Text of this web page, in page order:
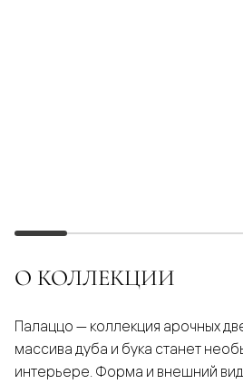
О КОЛЛЕКЦИИ
Палаццо — коллекция арочных
массива дуба и бука станет
интерьере. Форма и внешний